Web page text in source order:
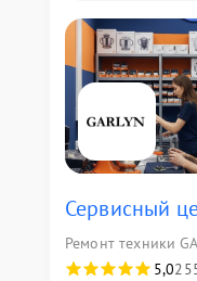
Сервисный
Ремонт техники
5,0